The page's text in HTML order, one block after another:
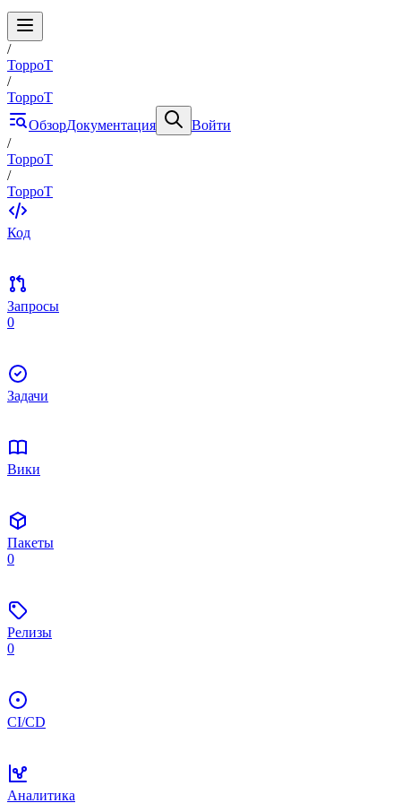
/
ToppoT
/
ToppoT
ОбзорДокументация
Войти
/
ToppoT
/
ToppoT
Код
Запросы
0
Задачи
Вики
Пакеты
0
Релизы
0
CI/CD
Аналитика